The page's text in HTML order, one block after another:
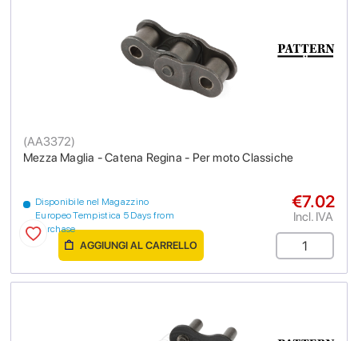
Mezza Maglia - Catena Regina - Per moto Classiche
(AA3372)
Disponibile nel Magazzino
Europeo Tempistica 5 Days from
purchase
€7.02
Incl. IVA
AGGIUNGI AL CARRELLO